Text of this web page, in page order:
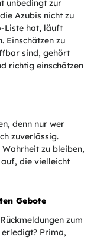
unbedingt zur
Azubis nicht zu
Liste hat, läuft
Einschätzen zu
sind, gehört
richtig einschätzen
denn nur wer
zuverlässig.
zu bleiben,
die vielleicht
Gebote
zum
Prima,